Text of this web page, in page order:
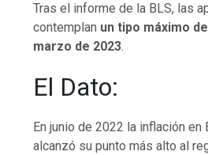
Tras el informe de la BLS, las
contemplan un tipo máximo
marzo de 2023.
El Dato:
En junio de 2022 la inflación en
alcanzó su punto más alto al